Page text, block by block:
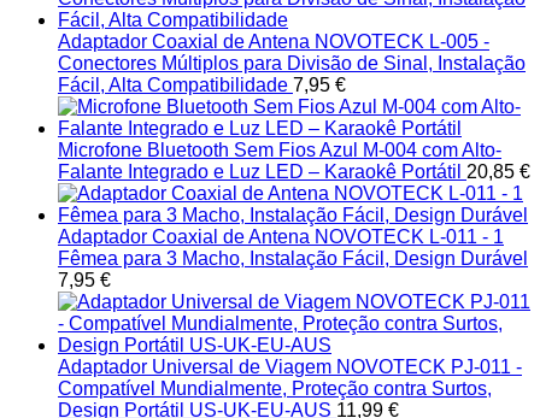
Adaptador Coaxial de Antena NOVOTECK L-005 -
Conectores Múltiplos para Divisão de Sinal, Instalação
Fácil, Alta Compatibilidade 7,95 €
Microfone Bluetooth Sem Fios Azul M-004 com Alto-
Falante Integrado e Luz LED – Karaokê Portátil 20,85 €
Adaptador Coaxial de Antena NOVOTECK L-011 - 1
Fêmea para 3 Macho, Instalação Fácil, Design Durável
7,95 €
Adaptador Universal de Viagem NOVOTECK PJ-011 -
Compatível Mundialmente, Proteção contra Surtos,
Design Portátil US-UK-EU-AUS 11,99 €